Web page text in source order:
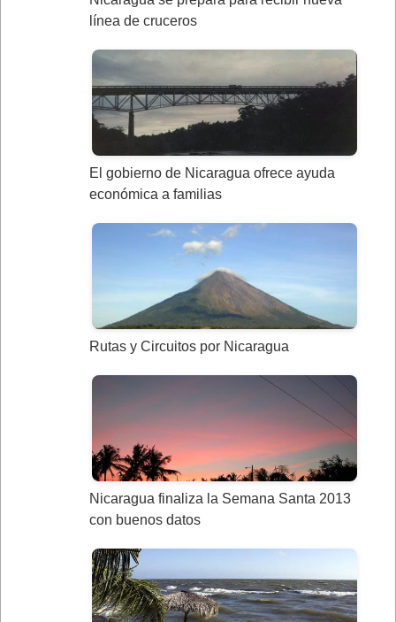
línea de cruceros
El gobierno de Nicaragua ofrece ayuda
económica a familias
Rutas y Circuitos por Nicaragua
Nicaragua finaliza la Semana Santa 2013
con buenos datos